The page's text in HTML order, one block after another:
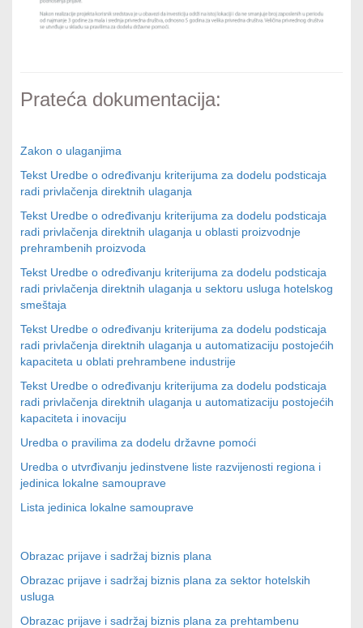
Prateća dokumentacija:
Zakon o ulaganjima
Tekst Uredbe o određivanju kriterijuma za dodelu podsticaja
radi privlačenja direktnih ulaganja
Tekst Uredbe o određivanju kriterijuma za dodelu podsticaja
radi privlačenja direktnih ulaganja u oblasti proizvodnje
prehrambenih proizvoda
Tekst Uredbe o određivanju kriterijuma za dodelu podsticaja
radi privlačenja direktnih ulaganja u sektoru usluga hotelskog
smeštaja
Tekst Uredbe o određivanju kriterijuma za dodelu podsticaja
radi privlačenja direktnih ulaganja u automatizaciju postojećih
kapaciteta u oblati prehrambene industrije
Tekst Uredbe o određivanju kriterijuma za dodelu podsticaja
radi privlačenja direktnih ulaganja u automatizaciju postojećih
kapaciteta i inovaciju
Uredba o pravilima za dodelu državne pomoći
Uredba o utvrđivanju jedinstvene liste razvijenosti regiona i
jedinica lokalne samouprave
Lista jedinica lokalne samouprave
Obrazac prijave i sadržaj biznis plana
Obrazac prijave i sadržaj biznis plana za sektor hotelskih
usluga
Obrazac prijave i sadržaj biznis plana za prehtambenu